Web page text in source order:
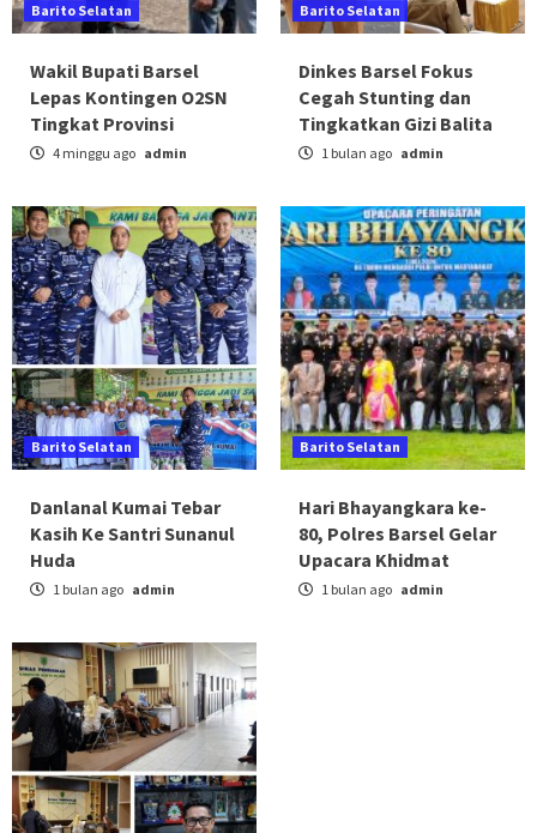
Barito Selatan
Wakil Bupati Barsel
Lepas Kontingen O2SN
Tingkat Provinsi
4 minggu ago admin
Barito Selatan
Dinkes Barsel Fokus
Cegah Stunting dan
Tingkatkan Gizi Balita
1 bulan ago admin
Barito Selatan
Danlanal Kumai Tebar
Kasih Ke Santri Sunanul
Huda
1 bulan ago admin
Barito Selatan
Hari Bhayangkara ke-
80, Polres Barsel Gelar
Upacara Khidmat
1 bulan ago admin